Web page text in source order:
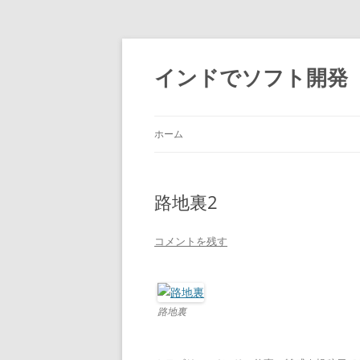
インドでソフト開発
ホーム
路地裏2
コメントを残す
路地裏